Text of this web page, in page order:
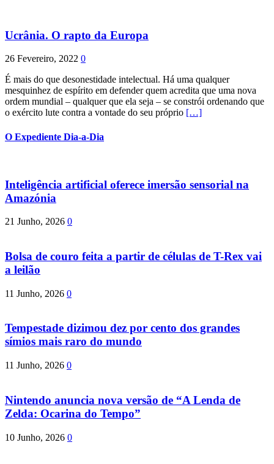
Ucrânia. O rapto da Europa
26 Fevereiro, 2022 0
É mais do que desonestidade intelectual. Há uma qualquer
mesquinhez de espírito em defender quem acredita que uma nova
ordem mundial – qualquer que ela seja – se constrói ordenando que
o exército lute contra a vontade do seu próprio […]
O Expediente Dia-a-Dia
Inteligência artificial oferece imersão sensorial na
Amazónia
21 Junho, 2026 0
Bolsa de couro feita a partir de células de T-Rex vai
a leilão
11 Junho, 2026 0
Tempestade dizimou dez por cento dos grandes
símios mais raro do mundo
11 Junho, 2026 0
Nintendo anuncia nova versão de “A Lenda de
Zelda: Ocarina do Tempo”
10 Junho, 2026 0